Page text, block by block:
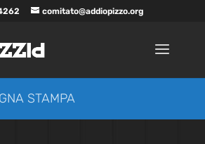
comitato@addiopizzo.org
STAMPA